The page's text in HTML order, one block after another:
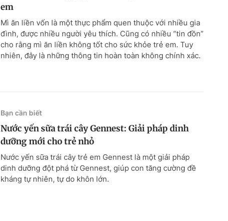
em
Mì ăn liền vốn là một thực phẩm quen thuộc với nhiều gia
đình, được nhiều người yêu thích. Cũng có nhiều “tin đồn”
cho rằng mì ăn liền không tốt cho sức khỏe trẻ em. Tuy
nhiên, đây là những thông tin hoàn toàn không chính xác.
Bạn cần biết
Nước yến sữa trái cây Gennest: Giải pháp dinh
dưỡng mới cho trẻ nhỏ
Nước yến sữa trái cây trẻ em Gennest là một giải pháp
dinh dưỡng đột phá từ Gennest, giúp con tăng cường đề
kháng tự nhiên, tự do khôn lớn.